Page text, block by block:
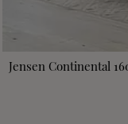
Jensen Continental